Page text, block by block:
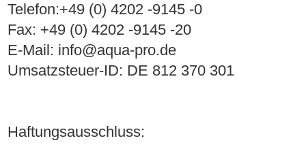
Telefon:+49 (0) 4202 -9145 -0
Fax: +49 (0) 4202 -9145 -20
E-Mail: info@aqua-pro.de
Umsatzsteuer-ID: DE 812 370 301
Haftungsausschluss: